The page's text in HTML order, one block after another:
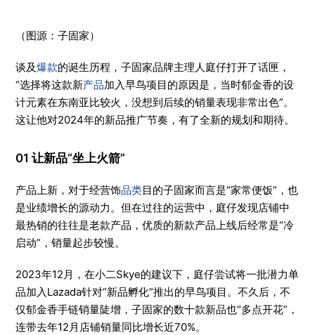
（图源：子固家）
谈及爆款的诞生历程，子固家品牌主理人庭仔打开了话匣，
“选择将这款新产品加入早鸟项目的原因是，当时郁金香的设
计元素在东南亚比较火，没想到后续的销量表现非常出色”。
这让他对2024年的新品推广节奏，有了全新的规划和期待。
01 让新品“坐上火箭”
产品上新，对于经营饰品类目的子固家而言是“家常便饭”，也
是业绩增长的源动力。但在过往的运营中，庭仔发现店铺中
最热销的往往是老款产品，优质的新款产品上线后经常是“冷
启动”，销量起步较慢。
2023年12月，在小二Skye的建议下，庭仔尝试将一批潜力单
品加入Lazada针对“新品孵化”推出的早鸟项目。不久后，不
仅郁金香手链销量陡增，子固家的数十款新品也“多点开花”，
连带去年12月店铺销量同比增长近70%。